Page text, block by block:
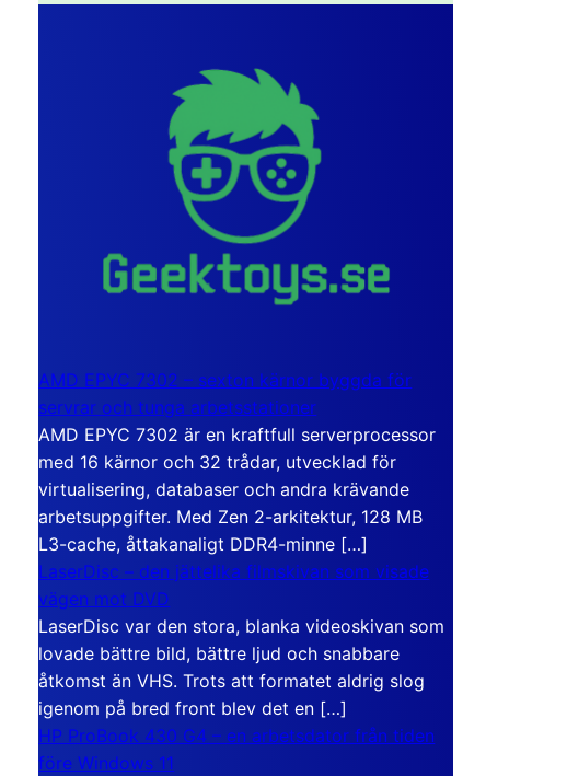
AMD EPYC 7302 – sexton kärnor byggda för
servrar och tunga arbetsstationer
AMD EPYC 7302 är en kraftfull serverprocessor
med 16 kärnor och 32 trådar, utvecklad för
virtualisering, databaser och andra krävande
arbetsuppgifter. Med Zen 2-arkitektur, 128 MB
L3-cache, åttakanaligt DDR4-minne […]
LaserDisc – den jättelika filmskivan som visade
vägen mot DVD
LaserDisc var den stora, blanka videoskivan som
lovade bättre bild, bättre ljud och snabbare
åtkomst än VHS. Trots att formatet aldrig slog
igenom på bred front blev det en […]
HP ProBook 430 G4 – en arbetsdator från tiden
före Windows 11